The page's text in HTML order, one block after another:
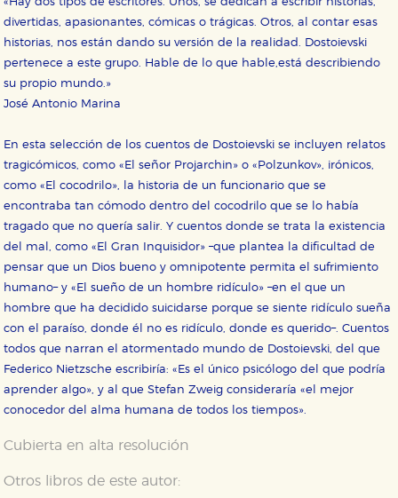
«Hay dos tipos de escritores. Unos, se dedican a escribir historias,
divertidas, apasionantes, cómicas o trágicas. Otros, al contar esas
historias, nos están dando su versión de la realidad. Dostoievski
pertenece a este grupo. Hable de lo que hable,está describiendo
su propio mundo.»
José Antonio Marina
En esta selección de los cuentos de Dostoievski se incluyen relatos
tragicómicos, como «El señor Projarchin» o «Polzunkov», irónicos,
como «El cocodrilo», la historia de un funcionario que se
encontraba tan cómodo dentro del cocodrilo que se lo había
tragado que no quería salir. Y cuentos donde se trata la existencia
del mal, como «El Gran Inquisidor» –que plantea la dificultad de
pensar que un Dios bueno y omnipotente permita el sufrimiento
humano– y «El sueño de un hombre ridículo» –en el que un
hombre que ha decidido suicidarse porque se siente ridículo sueña
con el paraíso, donde él no es ridículo, donde es querido–. Cuentos
todos que narran el atormentado mundo de Dostoievski, del que
Federico Nietzsche escribiría: «Es el único psicólogo del que podría
aprender algo», y al que Stefan Zweig consideraría «el mejor
conocedor del alma humana de todos los tiempos».
Cubierta en alta resolución
Otros libros de este autor: